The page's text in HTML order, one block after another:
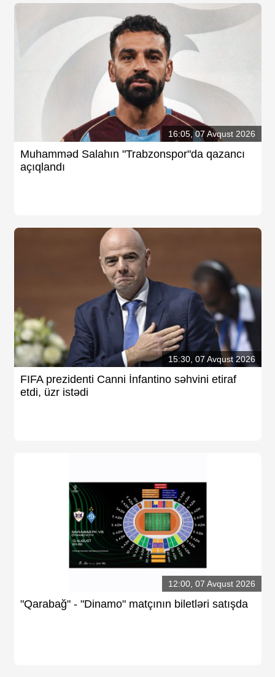
16:05, 07 Avqust 2026
Muhamməd Salahın "Trabzonspor"da qazancı
açıqlandı
15:30, 07 Avqust 2026
FIFA prezidenti Canni İnfantino səhvini etiraf
etdi, üzr istədi
12:00, 07 Avqust 2026
"Qarabağ" - "Dinamo" matçının biletləri satışda